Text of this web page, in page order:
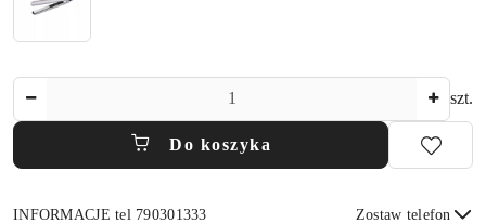
szt.
Do koszyka
INFORMACJE tel 790301333 Zostaw telefon